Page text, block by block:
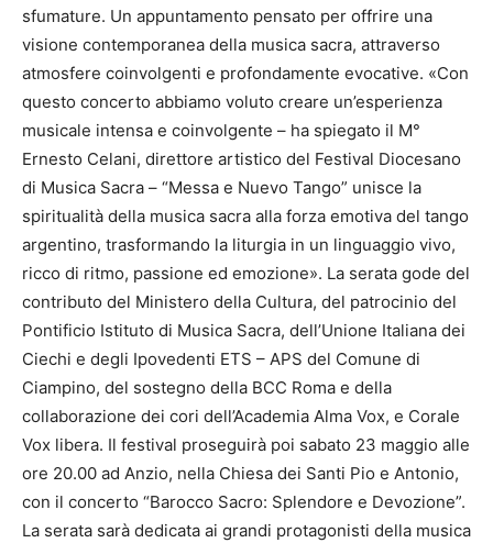
sfumature. Un appuntamento pensato per offrire una
visione contemporanea della musica sacra, attraverso
atmosfere coinvolgenti e profondamente evocative. «Con
questo concerto abbiamo voluto creare un’esperienza
musicale intensa e coinvolgente – ha spiegato il M°
Ernesto Celani, direttore artistico del Festival Diocesano
di Musica Sacra – “Messa e Nuevo Tango” unisce la
spiritualità della musica sacra alla forza emotiva del tango
argentino, trasformando la liturgia in un linguaggio vivo,
ricco di ritmo, passione ed emozione». La serata gode del
contributo del Ministero della Cultura, del patrocinio del
Pontificio Istituto di Musica Sacra, dell’Unione Italiana dei
Ciechi e degli Ipovedenti ETS – APS del Comune di
Ciampino, del sostegno della BCC Roma e della
collaborazione dei cori dell’Academia Alma Vox, e Corale
Vox libera. Il festival proseguirà poi sabato 23 maggio alle
ore 20.00 ad Anzio, nella Chiesa dei Santi Pio e Antonio,
con il concerto “Barocco Sacro: Splendore e Devozione”.
La serata sarà dedicata ai grandi protagonisti della musica